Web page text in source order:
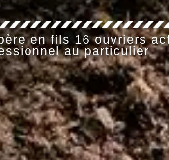
en fils 16 ouvriers
au particulier